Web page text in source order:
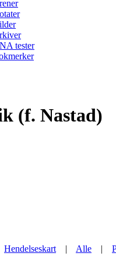
tester
(f. Nastad)
Hendelseskart | Alle |